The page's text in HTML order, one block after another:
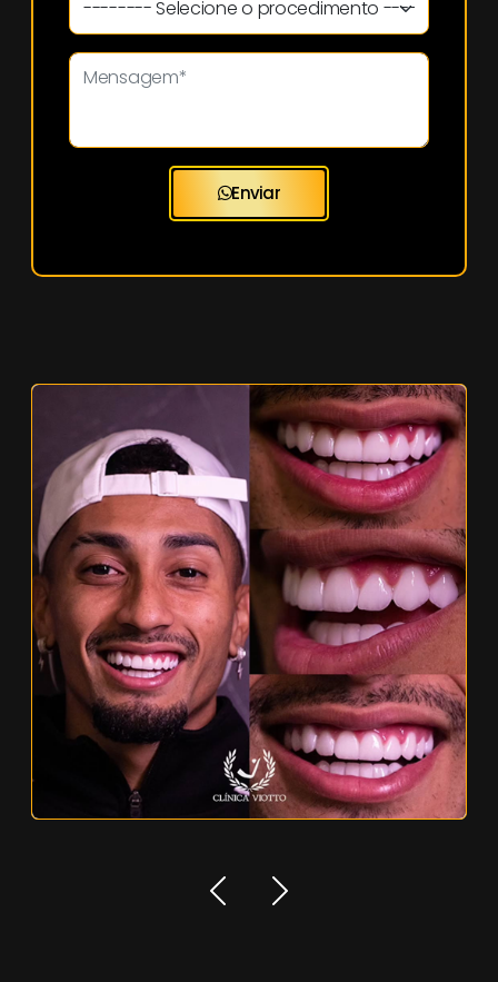
Enviar
Odontologia Funcional e Estética
Personalizada
Odontologia Estética Viotto Resultados